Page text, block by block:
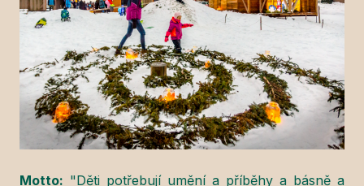
Motto: "Děti potřebují umění a příběhy a básně a